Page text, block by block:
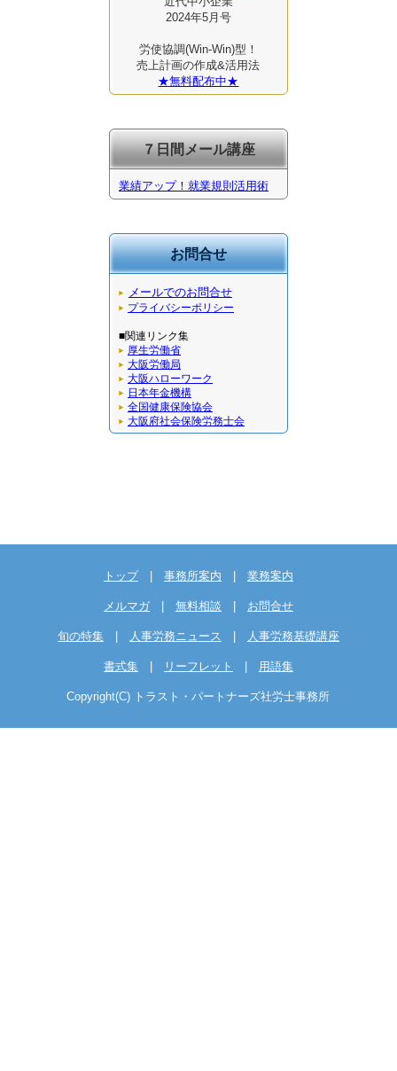
2024年5月号
労使協調(Win-Win)型！
売上計画の作成&活用法
★無料配布中★
７日間メール講座
業績アップ！就業規則活用術
お問合せ
メールでのお問合せ
プライバシーポリシー
■関連リンク集
厚生労働省
大阪労働局
大阪ハローワーク
日本年金機構
全国健康保険協会
大阪府社会保険労務士会
トップ| 事務所案内 | 業務案内
メルマガ | 無料相談 | お問合せ
旬の特集 | 人事労務ニュース | 人事労務基礎講座
書式集 | リーフレット | 用語集
Copyright(C) トラスト・パートナーズ社労士事務所